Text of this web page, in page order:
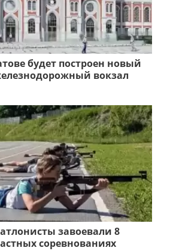
будет построен новый
вокзал
завоевали 8
соревнованиях